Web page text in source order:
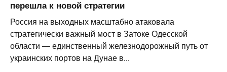
перешла к новой стратегии
Россия на выходных масштабно атаковала
стратегически важный мост в Затоке Одесской
области — единственный железнодорожный путь от
украинских портов на Дунае в...